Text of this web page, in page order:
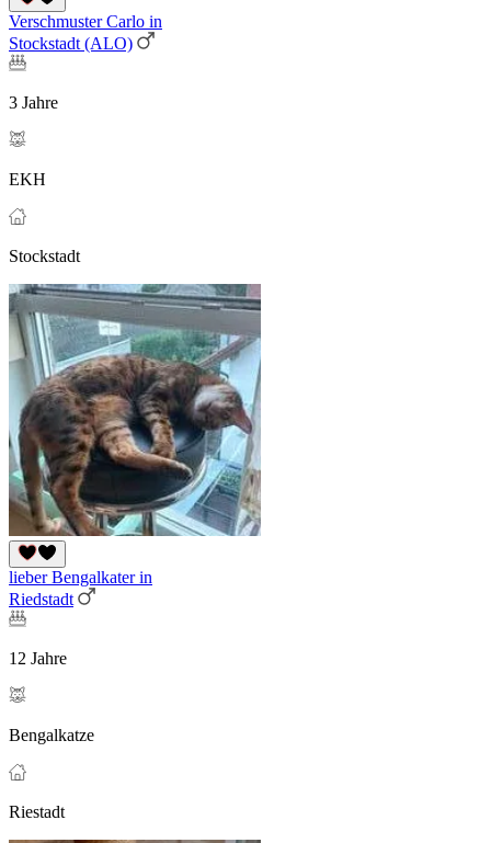
Verschmuster Carlo in
Stockstadt (ALO)
3 Jahre
EKH
Stockstadt
lieber Bengalkater in
Riedstadt
12 Jahre
Bengalkatze
Riestadt